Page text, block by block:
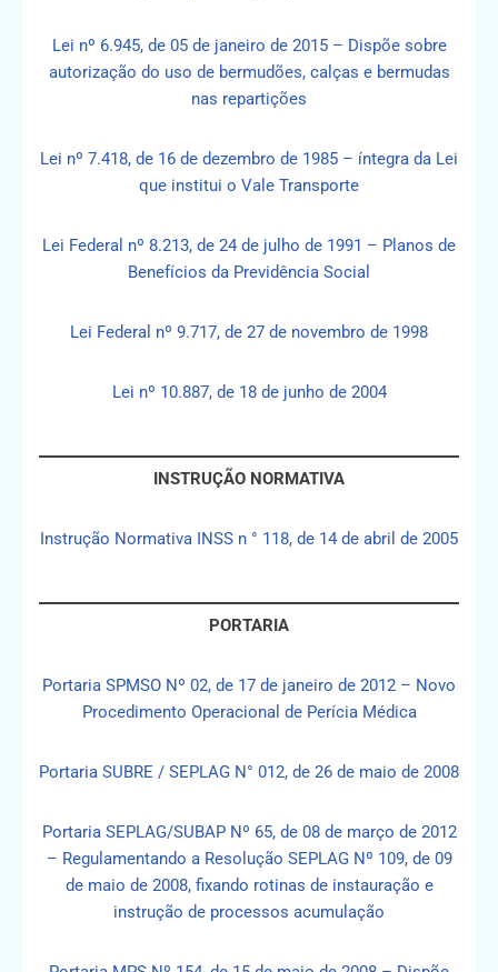
Lei nº 6.945, de 05 de janeiro de 2015 – Dispõe sobre
autorização do uso de bermudões, calças e bermudas
nas repartições
Lei nº 7.418, de 16 de dezembro de 1985 – íntegra da Lei
que institui o Vale Transporte
Lei Federal nº 8.213, de 24 de julho de 1991 – Planos de
Benefícios da Previdência Social
Lei Federal nº 9.717, de 27 de novembro de 1998
Lei nº 10.887, de 18 de junho de 2004
INSTRUÇÃO NORMATIVA
Instrução Normativa INSS n ° 118, de 14 de abril de 2005
PORTARIA
Portaria SPMSO Nº 02, de 17 de janeiro de 2012 – Novo
Procedimento Operacional de Perícia Médica
Portaria SUBRE / SEPLAG N° 012, de 26 de maio de 2008
Portaria SEPLAG/SUBAP Nº 65, de 08 de março de 2012
– Regulamentando a Resolução SEPLAG Nº 109, de 09
de maio de 2008, fixando rotinas de instauração e
instrução de processos acumulação